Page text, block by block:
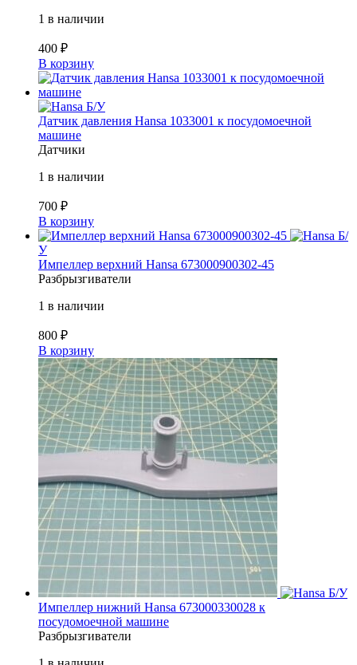
1 в наличии
400 ₽
В корзину
Б/У
Датчик давления Hansa 1033001 к посудомоечной
машине
Датчики
1 в наличии
700 ₽
В корзину
Б/
У
Импеллер верхний Hansa 673000900302-45
Разбрызгиватели
1 в наличии
800 ₽
В корзину
Б/У
Импеллер нижний Hansa 673000330028 к
посудомоечной машине
Разбрызгиватели